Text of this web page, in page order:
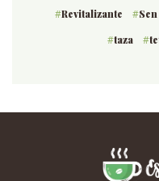
Revitalizante
Sen
taza